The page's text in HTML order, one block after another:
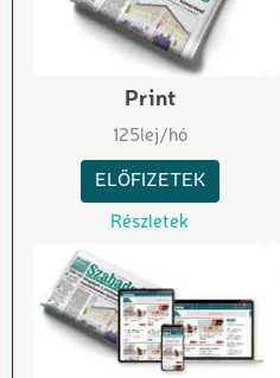
Print
125lej/hó
ELŐFIZETEK
Részletek